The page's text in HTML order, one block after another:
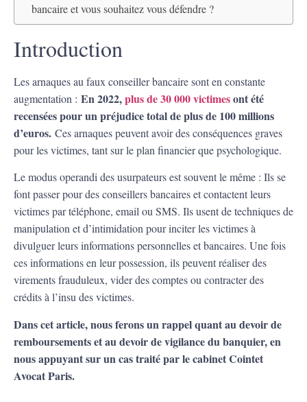
bancaire et vous souhaitez vous défendre ?
Introduction
Les arnaques au faux conseiller bancaire sont en constante
augmentation : En 2022,plus de 30 000 victimesont été
recensées pour un préjudice total de plus de 100 millions
d’euros. Ces arnaques peuvent avoir des conséquences graves
pour les victimes, tant sur le plan financier que psychologique.
Le modus operandi des usurpateurs est souvent le même : Ils se
font passer pour des conseillers bancaires et contactent leurs
victimes par téléphone, email ou SMS. Ils usent de techniques de
manipulation et d’intimidation pour inciter les victimes à
divulguer leurs informations personnelles et bancaires. Une fois
ces informations en leur possession, ils peuvent réaliser des
virements frauduleux, vider des comptes ou contracter des
crédits à l’insu des victimes.
Dans cet article, nous ferons un rappel quant au devoir de
remboursements et au devoir de vigilance du banquier, en
nous appuyant sur un cas traité par le cabinet Cointet
Avocat Paris.